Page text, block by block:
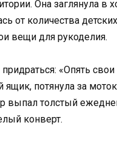
Она заглянула в
от количества
вещи для рукоделия.
«Опять
ящик, потянула за
выпал толстый
конверт.